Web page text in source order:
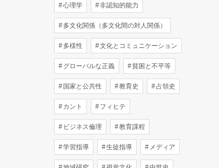
心理学 非認知的能力
多文化関係（多文化間の対人関係）
多様性 文化とコミュニケーション
グローバルな正義 貧困と不平等
国家と公共性 教育史 占領史
カント フィヒテ
ビジネス倫理 教育課程
学習指導 生徒指導 メディア